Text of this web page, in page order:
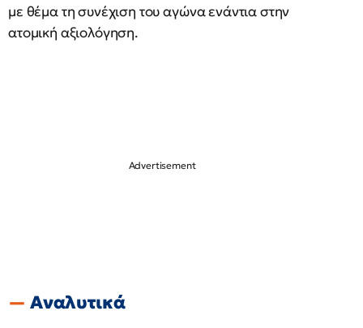
με θέμα τη συνέχιση του αγώνα ενάντια στην
ατομική αξιολόγηση.
Αναλυτικά